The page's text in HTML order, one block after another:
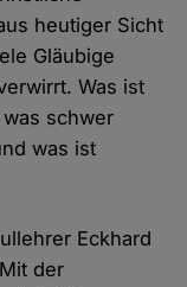
heutiger Sicht
Gläubige
Was ist
schwer
was ist
Eckhard
der